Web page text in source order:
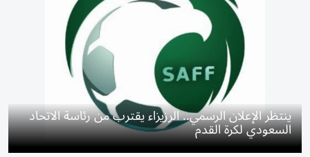
ينتظر الإعلان الرسمي.. الرزيزاء يقترب من رئاسة الاتحاد
السعودي لكرة القدم